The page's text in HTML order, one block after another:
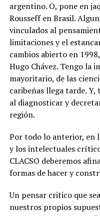
argentino. O, pone en
Rousseff en Brasil.
vinculados al
limitaciones y el
cambios abierto en
Hugo Chávez. Tengo la
mayoritario, de las
caribeñas llega tarde.
al diagnosticar y
región.
Por todo lo anterior, en
y los intelectuales
CLACSO deberemos
formas de hacer y
Un pensar critico que
nuestros propios